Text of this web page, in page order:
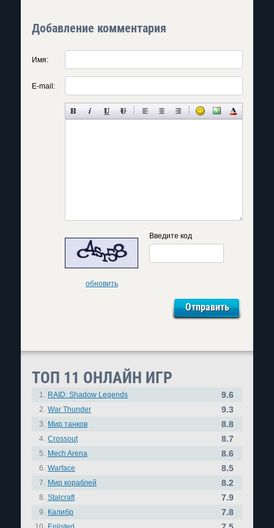
Добавление комментария
Имя:
E-mail:
обновить
Введите код
ТОП 11 ОНЛАЙН ИГР
1. RAID: Shadow Legends 9.6
2. War Thunder 9.3
3. Мир танков 8.8
4. Crossout 8.7
5. Mech Arena 8.6
6. Warface 8.5
7. Мир кораблей 8.2
8. Stalcraft 7.9
9. Калибр 7.8